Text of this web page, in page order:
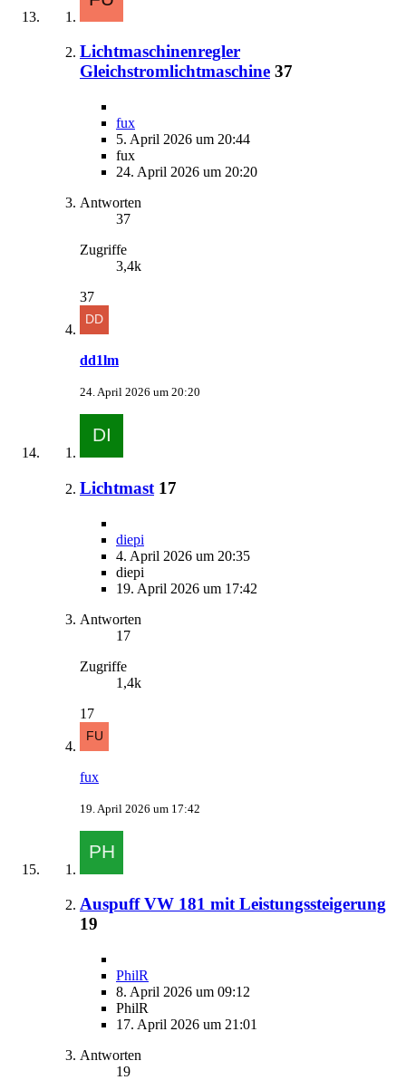
Lichtmaschinenregler
Gleichstromlichtmaschine 37
fux
5. April 2026 um 20:44
fux
24. April 2026 um 20:20
Antworten
37
Zugriffe
3,4k
37
dd1lm
24. April 2026 um 20:20
Lichtmast 17
diepi
4. April 2026 um 20:35
diepi
19. April 2026 um 17:42
Antworten
17
Zugriffe
1,4k
17
fux
19. April 2026 um 17:42
Auspuff VW 181 mit Leistungssteigerung
19
PhilR
8. April 2026 um 09:12
PhilR
17. April 2026 um 21:01
Antworten
19